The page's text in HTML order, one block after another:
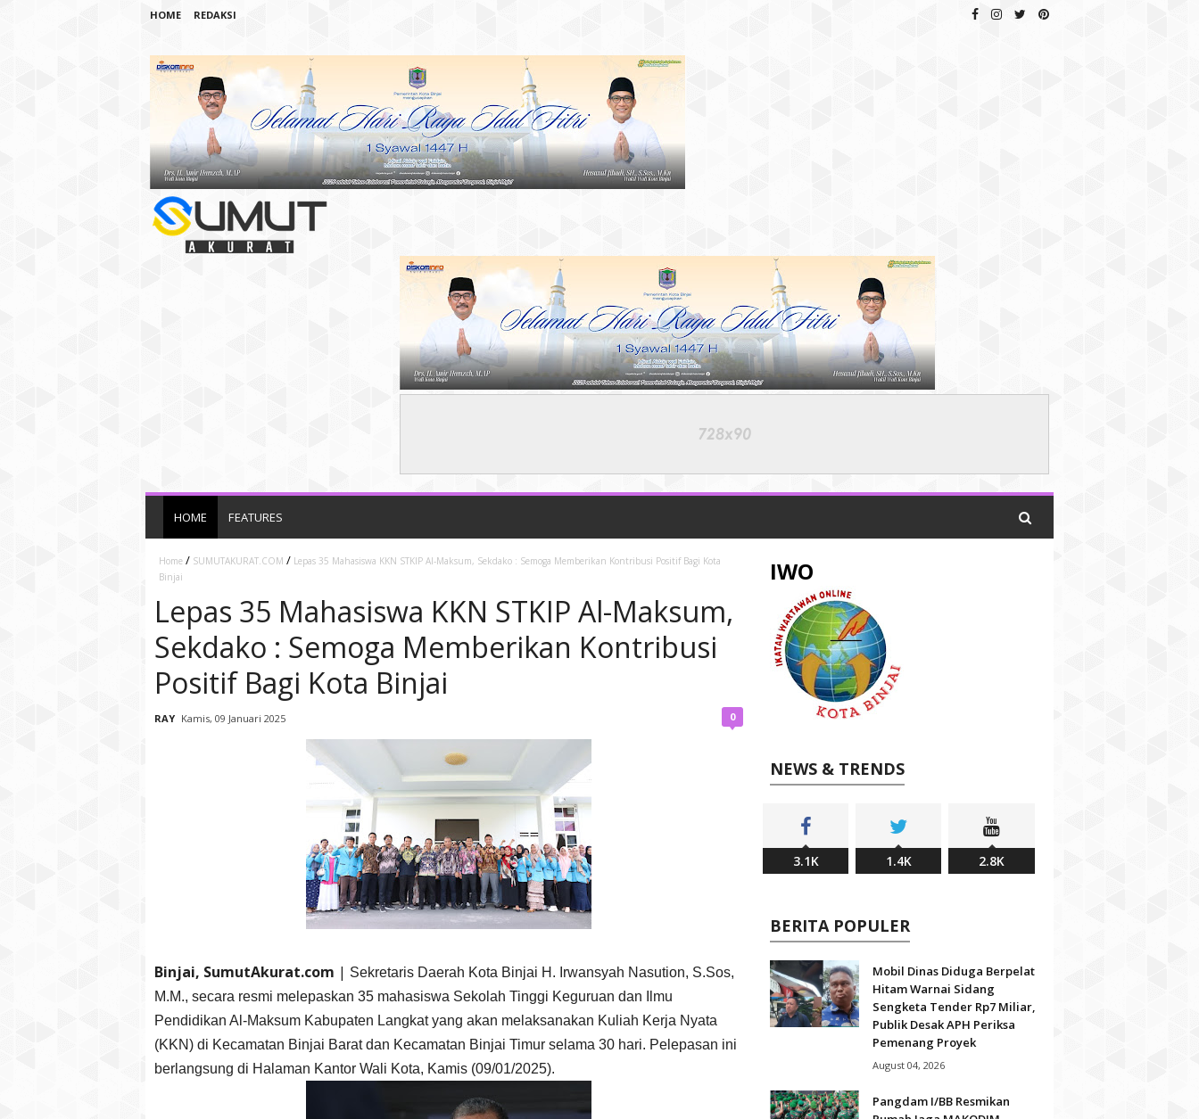
HOME REDAKSI
HOME FEATURES
Home / SUMUTAKURAT.COM / Lepas 35 Mahasiswa KKN STKIP Al-Maksum, Sekdako : Semoga Memberikan Kontribusi Positif Bagi Kota
Binjai
Lepas 35 Mahasiswa KKN STKIP Al-Maksum,
Sekdako : Semoga Memberikan Kontribusi
Positif Bagi Kota Binjai
RAY Kamis, 09 Januari 2025 0
Binjai, SumutAkurat.com | Sekretaris Daerah Kota Binjai H. Irwansyah Nasution, S.Sos,
M.M., secara resmi melepaskan 35 mahasiswa Sekolah Tinggi Keguruan dan Ilmu
Pendidikan Al-Maksum Kabupaten Langkat yang akan melaksanakan Kuliah Kerja Nyata
(KKN) di Kecamatan Binjai Barat dan Kecamatan Binjai Timur selama 30 hari. Pelepasan ini
berlangsung di Halaman Kantor Wali Kota, Kamis (09/01/2025).
IWO
NEWS & TRENDS
3.1K 1.4K 2.8K
BERITA POPULER
Mobil Dinas Diduga Berpelat
Hitam Warnai Sidang
Sengketa Tender Rp7 Miliar,
Publik Desak APH Periksa
Pemenang Proyek
August 04, 2026
Pangdam I/BB Resmikan